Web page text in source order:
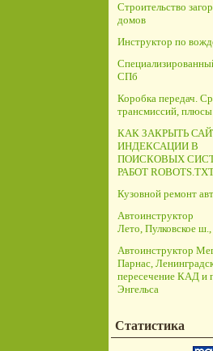
Строительство
домов
Инструктор по
СПб
Коробка передач.
трансмиссий,
КАК ЗАКРЫТЬ
ИНДЕКСАЦИИ В
ПОИСКОВЫХ
РАБОТ
Кузовной ремонт
Автоинструктор
Лето, Пулковское
Автоинструктор
Парнас,
пересечение КАД и
Энгельса
Статистика